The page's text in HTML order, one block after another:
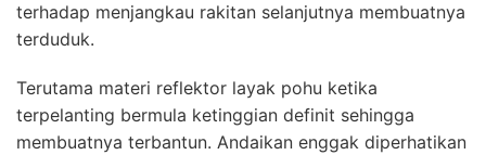
terhadap menjangkau rakitan selanjutnya membuatnya
terduduk.
Terutama materi reflektor layak pohu ketika
terpelanting bermula ketinggian definit sehingga
membuatnya terbantun. Andaikan enggak diperhatikan